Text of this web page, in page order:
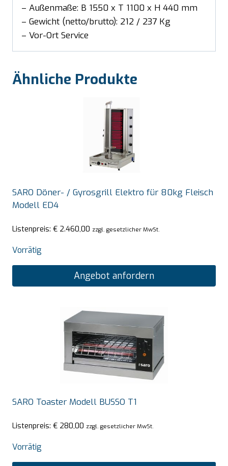
– Außenmaße: B 1550 x T 1100 x H 440 mm
– Gewicht (netto/brutto): 212 / 237 Kg
– Vor-Ort Service
Ähnliche Produkte
SARO Döner- / Gyrosgrill Elektro für 80kg Fleisch
Modell ED4
Listenpreis: € 2.460,00 zzgl. gesetzlicher MwSt.
Vorrätig
Angebot anfordern
SARO Toaster Modell BUSSO T1
Listenpreis: € 280,00 zzgl. gesetzlicher MwSt.
Vorrätig